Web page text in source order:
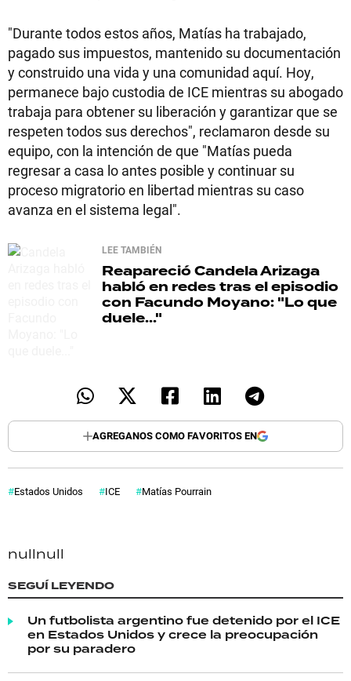
"Durante todos estos años, Matías ha trabajado,
pagado sus impuestos, mantenido su documentación
y construido una vida y una comunidad aquí. Hoy,
permanece bajo custodia de ICE mientras su abogado
trabaja para obtener su liberación y garantizar que se
respeten todos sus derechos", reclamaron desde su
equipo, con la intención de que "Matías pueda
regresar a casa lo antes posible y continuar su
proceso migratorio en libertad mientras su caso
avanza en el sistema legal".
LEE TAMBIÉN
ReaparecióCandela Arizaga
habló en redes tras el episodio
con Facundo Moyano: "Lo que
duele..."
AGREGANOS COMO FAVORITOS EN
Estados Unidos ICE Matías Pourrain
nullnull
SEGUÍ LEYENDO
Un futbolista argentino fue detenido por el ICE
en Estados Unidos y crece la preocupación
por su paradero